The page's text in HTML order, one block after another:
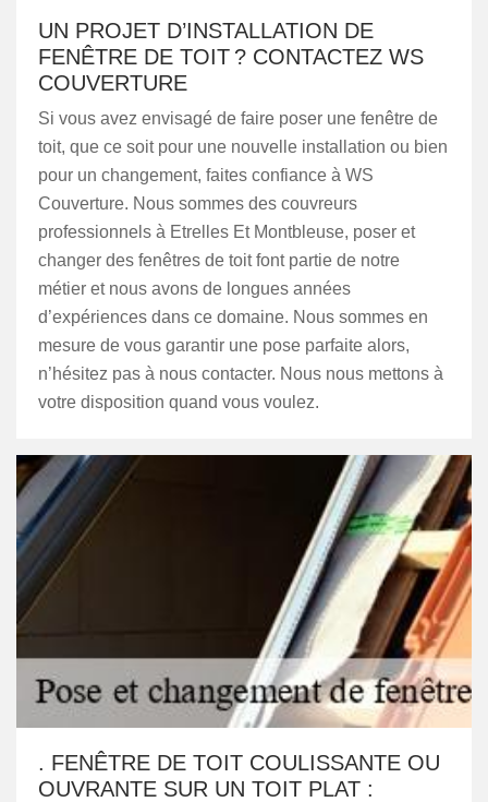
UN PROJET D’INSTALLATION DE
FENÊTRE DE TOIT ? CONTACTEZ WS
COUVERTURE
Si vous avez envisagé de faire poser une fenêtre de
toit, que ce soit pour une nouvelle installation ou bien
pour un changement, faites confiance à WS
Couverture. Nous sommes des couvreurs
professionnels à Etrelles Et Montbleuse, poser et
changer des fenêtres de toit font partie de notre
métier et nous avons de longues années
d’expériences dans ce domaine. Nous sommes en
mesure de vous garantir une pose parfaite alors,
n’hésitez pas à nous contacter. Nous nous mettons à
votre disposition quand vous voulez.
. FENÊTRE DE TOIT COULISSANTE OU
OUVRANTE SUR UN TOIT PLAT :